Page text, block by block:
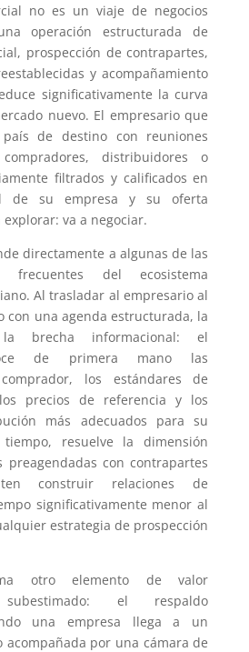
no es un viaje de negocios
operación estructurada de
prospección de contrapartes,
y acompañamiento
significativamente la curva
nuevo. El empresario que
de destino con reuniones
distribuidores o
filtrados y calificados en
de su empresa y su oferta
va a negociar.
directamente a algunas de las
frecuentes del ecosistema
Al trasladar al empresario al
con una agenda estructurada, la
brecha informacional: el
de primera mano las
los estándares de
precios de referencia y los
más adecuados para su
resuelve la dimensión
preagendadas con contrapartes
construir relaciones de
significativamente menor al
estrategia de prospección
otro elemento de valor
subestimado: el respaldo
una empresa llega a un
acompañada por una cámara de